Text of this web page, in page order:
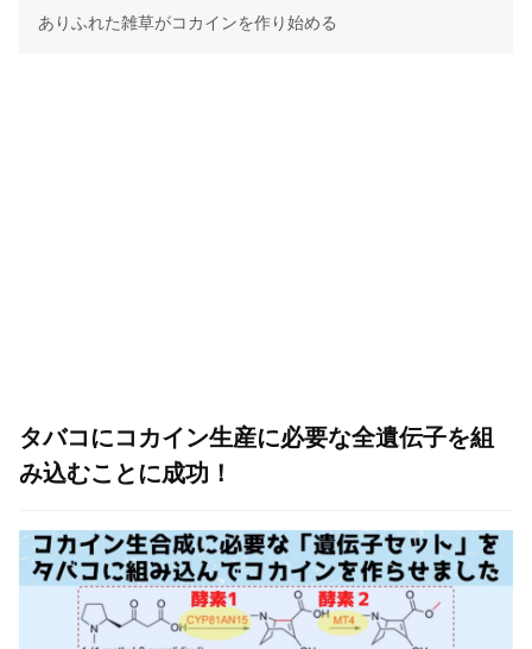
ありふれた雑草がコカインを作り始める
タバコにコカイン生産に必要な全遺伝子を組
み込むことに成功！